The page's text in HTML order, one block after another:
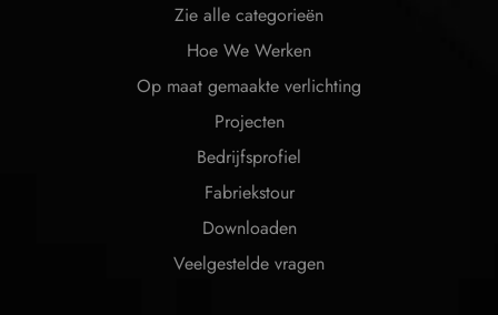
Zie alle categorieën
Hoe We Werken
Op maat gemaakte verlichting
Projecten
Bedrijfsprofiel
Fabriekstour
Downloaden
Veelgestelde vragen